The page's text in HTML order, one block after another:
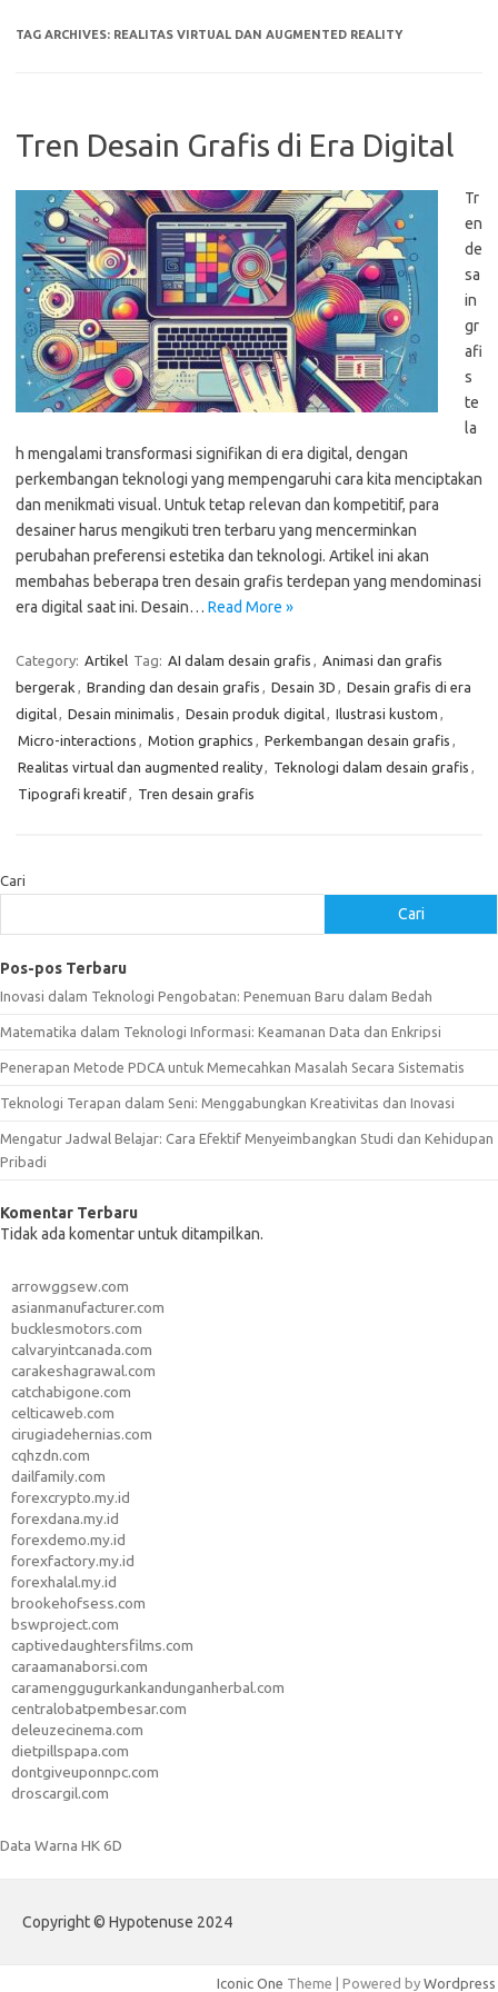
TAG ARCHIVES: REALITAS VIRTUAL DAN AUGMENTED REALITY
Tren Desain Grafis di Era Digital
Tr
en
de
sa
in
gr
afi
s
te
la
h mengalami transformasi signifikan di era digital, dengan
perkembangan teknologi yang mempengaruhi cara kita menciptakan
dan menikmati visual. Untuk tetap relevan dan kompetitif, para
desainer harus mengikuti tren terbaru yang mencerminkan
perubahan preferensi estetika dan teknologi. Artikel ini akan
membahas beberapa tren desain grafis terdepan yang mendominasi
era digital saat ini. Desain… Read More »
Category: Artikel Tag: AI dalam desain grafis , Animasi dan grafis
bergerak , Branding dan desain grafis , Desain 3D , Desain grafis di era
digital, Desain minimalis , Desain produk digital, Ilustrasi kustom ,
Micro-interactions , Motion graphics , Perkembangan desain grafis ,
Realitas virtual dan augmented reality, Teknologi dalam desain grafis ,
Tipografi kreatif, Tren desain grafis
Cari
Cari
Pos-pos Terbaru
Inovasi dalam Teknologi Pengobatan: Penemuan Baru dalam Bedah
Matematika dalam Teknologi Informasi: Keamanan Data dan Enkripsi
Penerapan Metode PDCA untuk Memecahkan Masalah Secara Sistematis
Teknologi Terapan dalam Seni: Menggabungkan Kreativitas dan Inovasi
Mengatur Jadwal Belajar: Cara Efektif Menyeimbangkan Studi dan Kehidupan
Pribadi
Komentar Terbaru
Tidak ada komentar untuk ditampilkan.
arrowggsew.com
asianmanufacturer.com
bucklesmotors.com
calvaryintcanada.com
carakeshagrawal.com
catchabigone.com
celticaweb.com
cirugiadehernias.com
cqhzdn.com
dailfamily.com
forexcrypto.my.id
forexdana.my.id
forexdemo.my.id
forexfactory.my.id
forexhalal.my.id
brookehofsess.com
bswproject.com
captivedaughtersfilms.com
caraamanaborsi.com
caramenggugurkankandunganherbal.com
centralobatpembesar.com
deleuzecinema.com
dietpillspapa.com
dontgiveuponnpc.com
droscargil.com
Data Warna HK 6D
Copyright © Hypotenuse 2024
Iconic One Theme | Powered by Wordpress